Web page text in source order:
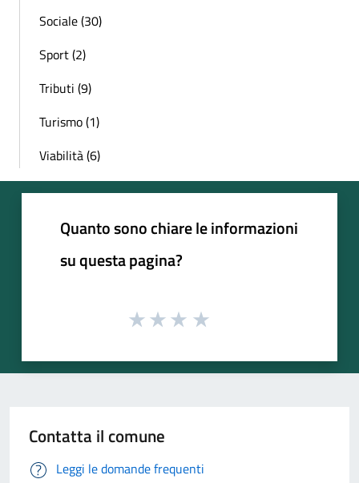
Sociale (30)
Sport (2)
Tributi (9)
Turismo (1)
Viabilità (6)
Quanto sono chiare le informazioni
su questa pagina?
Contatta il comune
Leggi le domande frequenti